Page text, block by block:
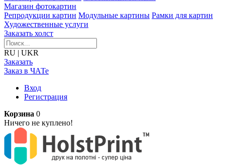
Магазин фотокартин
Репродукции картин Модульные картины Рамки для картин
Художественные услуги
Заказать холст
RU | UKR
Заказать
Заказ в ЧАТе
Вход
Регистрация
Корзина 0
Ничего не куплено!